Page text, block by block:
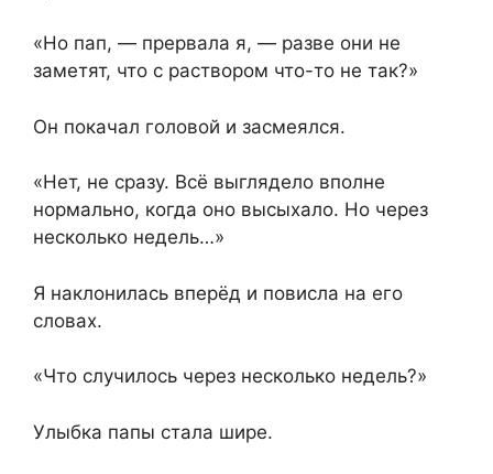
«Но пап, — прервала я, — разве они не
заметят, что с раствором что-то не так?»
Он покачал головой и засмеялся.
«Нет, не сразу. Всё выглядело вполне
нормально, когда оно высыхало. Но через
несколько недель…»
Я наклонилась вперёд и повисла на его
словах.
«Что случилось через несколько недель?»
Улыбка папы стала шире.